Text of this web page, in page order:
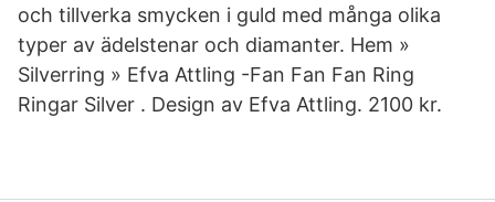
och tillverka smycken i guld med många olika
typer av ädelstenar och diamanter. Hem »
Silverring » Efva Attling -Fan Fan Fan Ring
Ringar Silver . Design av Efva Attling. 2100 kr.